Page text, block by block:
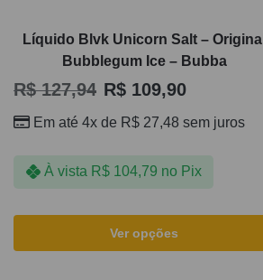
Líquido Blvk Unicorn Salt – Original
Bubblegum Ice – Bubba
R$127,94 R$ 109,90
Em até 4x de R$ 27,48 sem juros
À vista R$104,79 no Pix
Ver opções